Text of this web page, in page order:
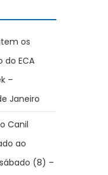
os
ECA
–
Janeiro
Canil
ao
(8) –